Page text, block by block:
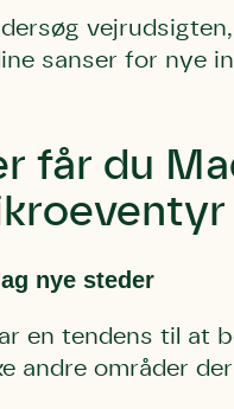
sanser for nye
får du
nye steder
en tendens til at
andre områder
kalder den.
Andet punkt
have.